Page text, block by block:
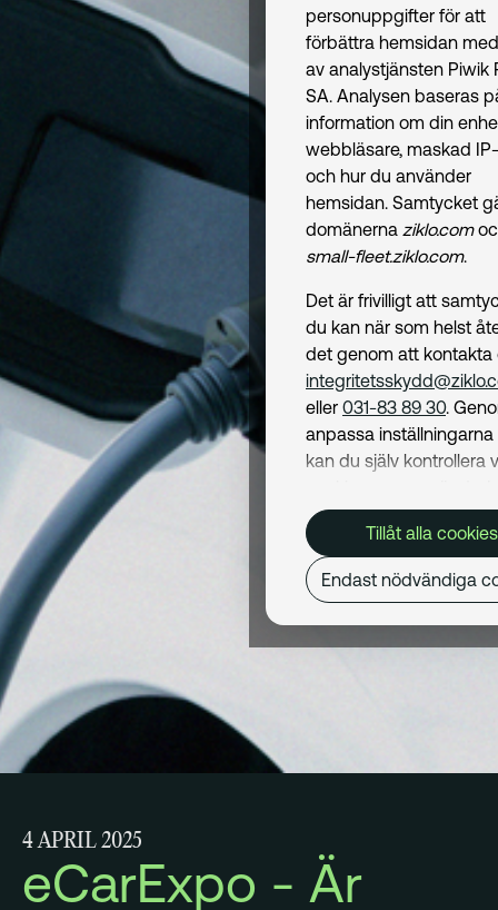
4 APRIL 2025
eCarExpo - Är
personuppgifter för att
förbättra hemsidan
av analystjänsten Piwik
SA. Analysen baseras
information om din
webbläsare, maskad
och hur du använder
hemsidan. Samtycket
domänerna ziklo.com
small-fleet.ziklo.com.
Det är frivilligt att
du kan när som helst
det genom att kontakta
eller 031-83 89 30.
anpassa
kan du själv kontrollera
Cookiepolicykan du
om hur vi använder
och hur du kan undvika
Mer om behandling av
personuppgifter hittar
Dataskyddspolicy.
Tillåt alla cookies
Endast nödvändiga